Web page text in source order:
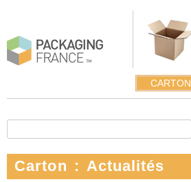
CARTON
Carton : Actualités